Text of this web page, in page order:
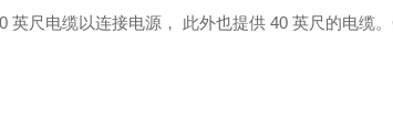
英尺电缆以连接电源， 此外也提供 40 英尺的电缆